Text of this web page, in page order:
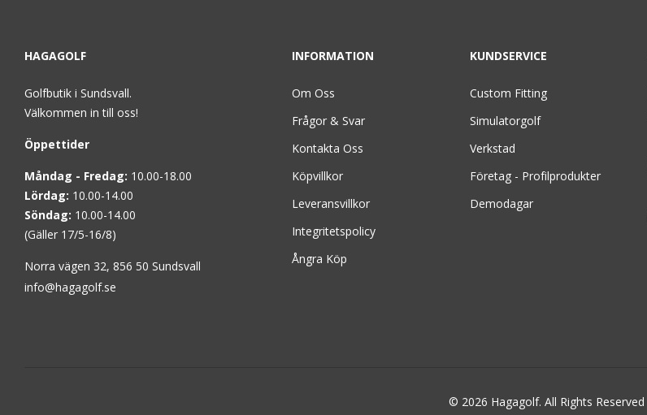
HAGAGOLF
Golfbutik i Sundsvall.
Välkommen in till oss!
Öppettider
Måndag - Fredag: 10.00-18.00
Lördag: 10.00-14.00
Söndag: 10.00-14.00
(Gäller 17/5-16/8)
Norra vägen 32, 856 50 Sundsvall
info@hagagolf.se
INFORMATION
Om Oss
Frågor & Svar
Kontakta Oss
Köpvillkor
Leveransvillkor
Integritetspolicy
Ångra Köp
KUNDSERVICE
Custom Fitting
Simulatorgolf
Verkstad
Företag - Profilprodukter
Demodagar
© 2026 Hagagolf. All Rights Reserved